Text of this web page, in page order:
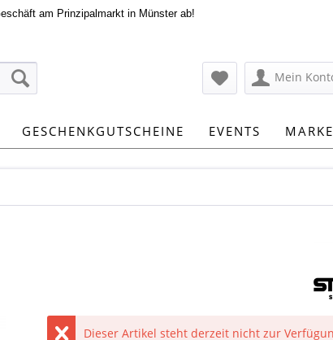
am Prinzipalmarkt in Münster ab!
Mein
GESCHENKGUTSCHEINE EVENTS
Dieser Artikel steht derzeit nicht zur